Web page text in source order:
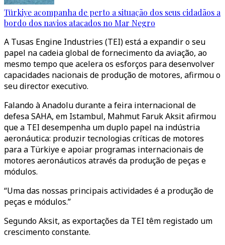
Türkiye acompanha de perto a situação dos seus cidadãos a
bordo dos navios atacados no Mar Negro
A Tusas Engine Industries (TEI) está a expandir o seu
papel na cadeia global de fornecimento da aviação, ao
mesmo tempo que acelera os esforços para desenvolver
capacidades nacionais de produção de motores, afirmou o
seu director executivo.
Falando à Anadolu durante a feira internacional de
defesa SAHA, em Istambul, Mahmut Faruk Aksit afirmou
que a TEI desempenha um duplo papel na indústria
aeronáutica: produzir tecnologias críticas de motores
para a Türkiye e apoiar programas internacionais de
motores aeronáuticos através da produção de peças e
módulos.
“Uma das nossas principais actividades é a produção de
peças e módulos.”
Segundo Aksit, as exportações da TEI têm registado um
crescimento constante.